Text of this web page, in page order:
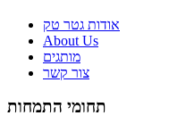
אודות גטר טק
About Us
מותגים
צור קשר
תחומי התמחות